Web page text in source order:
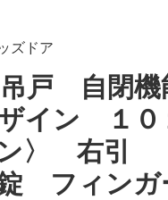
ズドア
戸 自閉
イン １０
〉 右引
錠 フィン